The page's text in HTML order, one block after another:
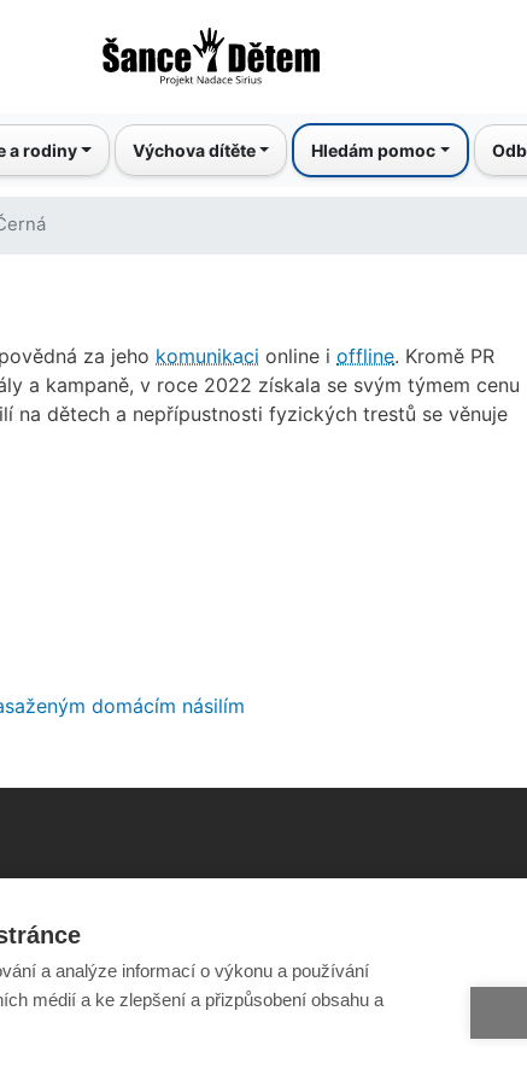
k
hlavnímu
a rodiny Výchova dítěte Hledám pomoc
za jeho komunikaci online i offline. Kromě PR
a kampaně, v roce 2022 získala se svým týmem cenu
na dětech a nepřípustnosti fyzických trestů se věnuje
domácím násilím
Dětem
Odběr novinek e-mailem
a analýze informací o výkonu a používání
médií a ke zlepšení a přizpůsobení obsahu a